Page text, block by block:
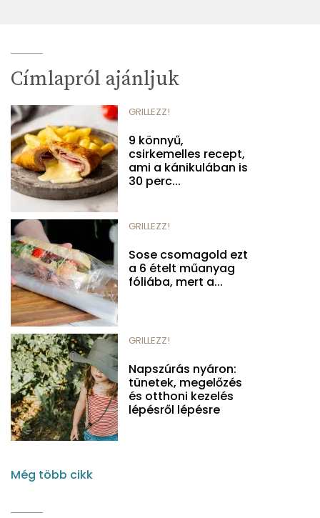
Címlapról ajánljuk
GRILLEZZ!
9 könnyű,
csirkemelles recept,
ami a kánikulában is
30 perc...
GRILLEZZ!
Sose csomagold ezt
a 6 ételt műanyag
fóliába, mert a...
GRILLEZZ!
Napszúrás nyáron:
tünetek, megelőzés
és otthoni kezelés
lépésről lépésre
Még több cikk